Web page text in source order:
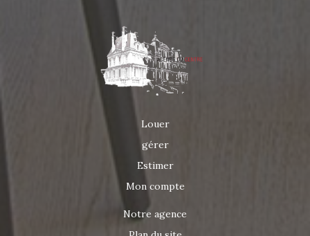
Louer
gérer
Estimer
Mon compte
Notre agence